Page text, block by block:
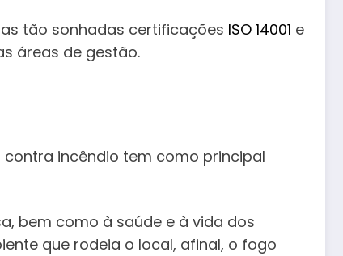
tão sonhadas certificações ISO 14001 e
áreas de gestão.
incêndio tem como principal
bem como à saúde e à vida dos
que rodeia o local, afinal, o fogo